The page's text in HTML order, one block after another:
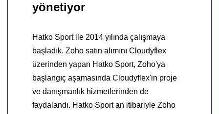
yönetiyor
Hatko Sport ile 2014 yılında çalışmaya
başladık. Zoho satın alımını Cloudyflex
üzerinden yapan Hatko Sport, Zoho'ya
başlangıç aşamasında Cloudyflex'in proje
ve danışmanlık hizmetlerinden de
faydalandı. Hatko Sport an itibariyle Zoho